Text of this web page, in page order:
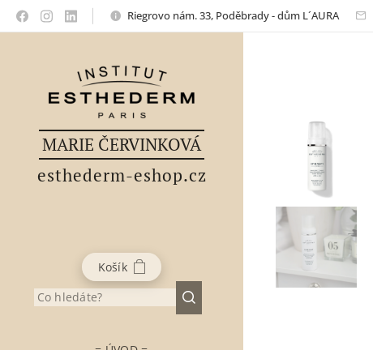
Riegrovo nám. 33, Poděbrady - dům L´AURA
MARIE ČERVINKOVÁ
esthederm-eshop.cz
Košík